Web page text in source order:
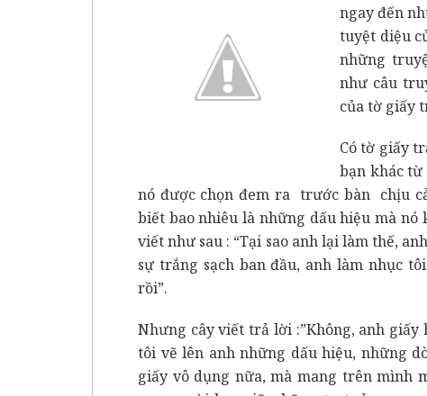
ngay đến
tuyệt diệu
những
như câu
của tờ giấy
Có tờ giấy
bạn khác
nó được chọn đem ra trước bàn chịu
biết bao nhiêu là những dấu hiệu mà nó
viết như sau : “Tại sao anh lại làm thế,
sự trắng sạch ban đầu, anh làm nhục
rồi”.
Nhưng cây viết trả lời :”Không, anh
tôi vẽ lên anh những dấu hiệu, những
giấy vô dụng nữa, mà mang trên mình